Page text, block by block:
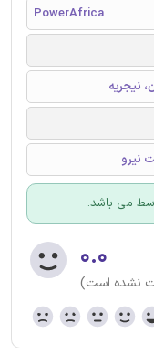
PowerAfrica
نیجریه
نیرو
می باشد.
۰.۰
نشده است)